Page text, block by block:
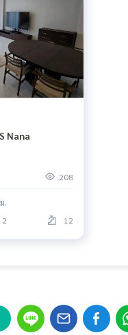
Nana
208
.
2 12